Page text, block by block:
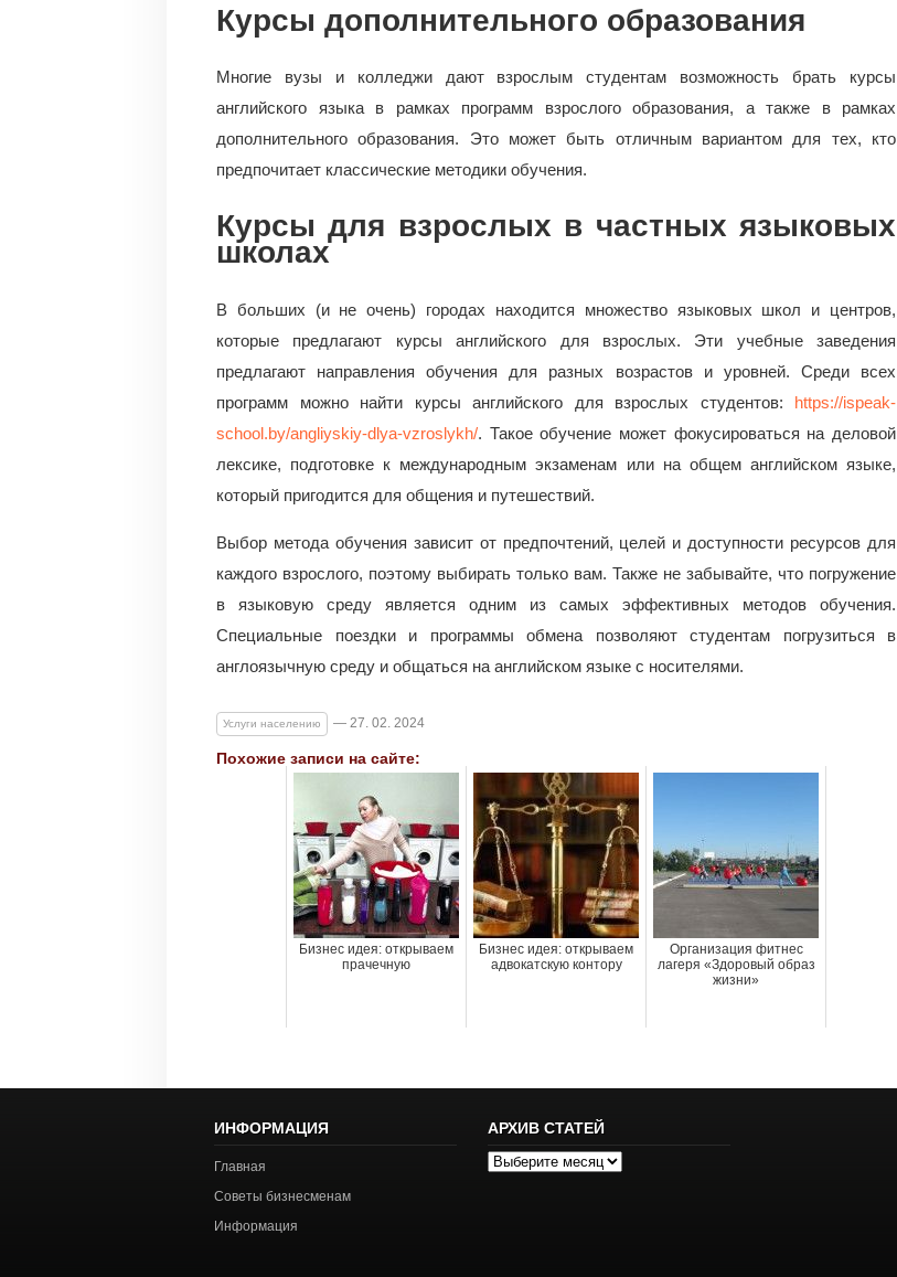
Курсы дополнительного образования
Многие вузы и колледжи дают взрослым студентам возможность брать курсы
английского языка в рамках программ взрослого образования, а также в рамках
дополнительного образования. Это может быть отличным вариантом для тех, кто
предпочитает классические методики обучения.
Курсы для взрослых в частных языковых
школах
В больших (и не очень) городах находится множество языковых школ и центров,
которые предлагают курсы английского для взрослых. Эти учебные заведения
предлагают направления обучения для разных возрастов и уровней. Среди всех
программ можно найти курсы английского для взрослых студентов: https://ispeak-
school.by/angliyskiy-dlya-vzroslykh/. Такое обучение может фокусироваться на деловой
лексике, подготовке к международным экзаменам или на общем английском языке,
который пригодится для общения и путешествий.
Выбор метода обучения зависит от предпочтений, целей и доступности ресурсов для
каждого взрослого, поэтому выбирать только вам. Также не забывайте, что погружение
в языковую среду является одним из самых эффективных методов обучения.
Специальные поездки и программы обмена позволяют студентам погрузиться в
англоязычную среду и общаться на английском языке с носителями.
Услуги населению — 27. 02. 2024
Похожие записи на сайте:
Бизнес идея: открываем
прачечную
Бизнес идея: открываем
адвокатскую контору
Организация фитнес
лагеря «Здоровый образ
жизни»
ИНФОРМАЦИЯ
Главная
Советы бизнесменам
Информация
АРХИВ СТАТЕЙ
Архив